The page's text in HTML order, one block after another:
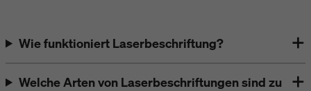
Wie funktioniert Laserbeschriftung?
Welche Arten von Laserbeschriftungen sind zu